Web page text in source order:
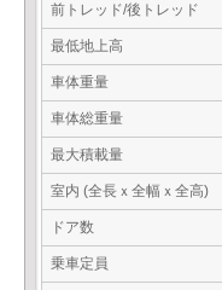
前トレッド/後トレッド
最低地上高
車体重量
車体総重量
最大積載量
室内 (全長ｘ全幅ｘ全高)
ドア数
乗車定員